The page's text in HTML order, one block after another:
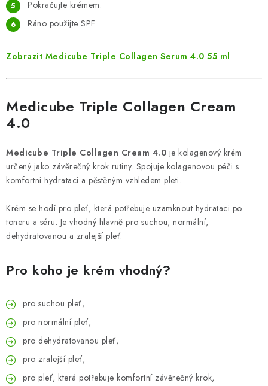
Pokračujte krémem.
Ráno použijte SPF.
Zobrazit Medicube Triple Collagen Serum 4.0 55 ml
Medicube Triple Collagen Cream
4.0
Medicube Triple Collagen Cream 4.0 je kolagenový krém
určený jako závěrečný krok rutiny. Spojuje kolagenovou péči s
komfortní hydratací a pěstěným vzhledem pleti.
Krém se hodí pro pleť, která potřebuje uzamknout hydrataci po
toneru a séru. Je vhodný hlavně pro suchou, normální,
dehydratovanou a zralejší pleť.
Pro koho je krém vhodný?
pro suchou pleť,
pro normální pleť,
pro dehydratovanou pleť,
pro zralejší pleť,
pro pleť, která potřebuje komfortní závěrečný krok,